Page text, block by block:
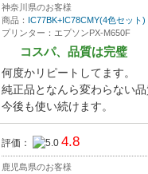
神奈川県のお客様
商品： IC77BK+IC78CMY(4色セット
プリンター：エプソンPX-M650F
コスパ、品質は完璧
何度かリピートしてます。
純正品となんら変わらない品
今後も使い続けます。
評価： 4.8
鹿児島県のお客様